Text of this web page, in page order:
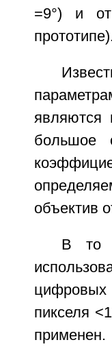
=9°) и
являются
большое
объектив
В то
пикселя
применен.